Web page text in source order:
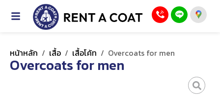
หน้าหลัก / เสื้อ / เสื้อโค้ท / Overcoats for men
Overcoats for men